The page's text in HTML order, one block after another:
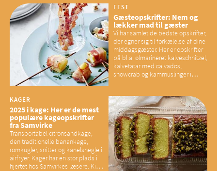
have konsekvenser for vores
sociale fællesskaber
FEST
Gæsteopskrifter: Nem og
lækker mad til gæster
Vi har samlet de bedste opskrifter,
der egner sig til forkælelse af dine
middagsgæster. Her er opskrifter
på bl.a. ølmarineret kalveschnitzel,
kalvetatar med calvados,
snowcrab og kammuslinger i
KAGER
2025 i kage: Her er de mest
populære kageopskrifter
fra Samvirke
Transportabel citronsandkage,
den traditionelle banankage,
romkugler, snitter og kanelsnegle i
airfryer. Kager har en stor plads i
hjertet hos Samvirkes læsere. Kig